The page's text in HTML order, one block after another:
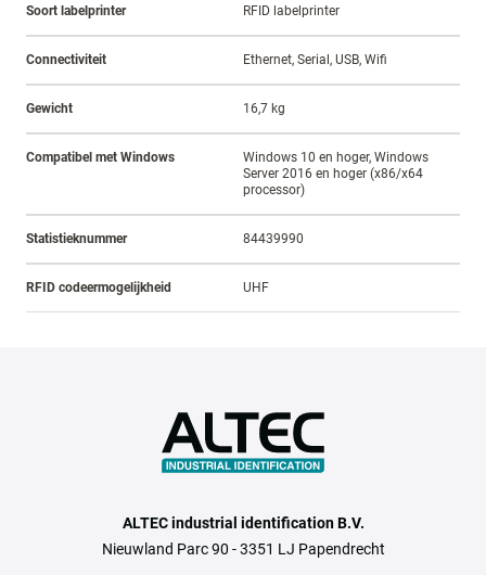
Soort labelprinter RFID labelprinter
Connectiviteit Ethernet, Serial, USB, Wifi
Gewicht 16,7 kg
Compatibel met Windows
Windows 10 en hoger, Windows
Server 2016 en hoger (x86/x64
processor)
Statistieknummer 84439990
RFID codeermogelijkheid UHF
ALTEC industrial identification B.V.
Nieuwland Parc 90 - 3351 LJ Papendrecht